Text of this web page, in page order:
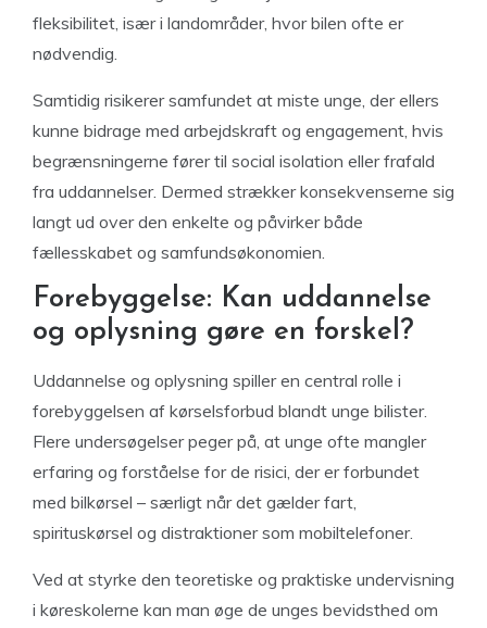
fleksibilitet, især i landområder, hvor bilen ofte er
nødvendig.
Samtidig risikerer samfundet at miste unge, der ellers
kunne bidrage med arbejdskraft og engagement, hvis
begrænsningerne fører til social isolation eller frafald
fra uddannelser. Dermed strækker konsekvenserne sig
langt ud over den enkelte og påvirker både
fællesskabet og samfundsøkonomien.
Forebyggelse: Kan uddannelse
og oplysning gøre en forskel?
Uddannelse og oplysning spiller en central rolle i
forebyggelsen af kørselsforbud blandt unge bilister.
Flere undersøgelser peger på, at unge ofte mangler
erfaring og forståelse for de risici, der er forbundet
med bilkørsel – særligt når det gælder fart,
spirituskørsel og distraktioner som mobiltelefoner.
Ved at styrke den teoretiske og praktiske undervisning
i køreskolerne kan man øge de unges bevidsthed om